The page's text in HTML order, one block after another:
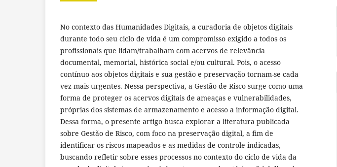
No contexto das Humanidades Digitais, a curadoria de objetos digitais
durante todo seu ciclo de vida é um compromisso exigido a todos os
profissionais que lidam/trabalham com acervos de relevância
documental, memorial, histórica social e/ou cultural. Pois, o acesso
contínuo aos objetos digitais e sua gestão e preservação tornam-se cada
vez mais urgentes. Nessa perspectiva, a Gestão de Risco surge como uma
forma de proteger os acervos digitais de ameaças e vulnerabilidades,
próprias dos sistemas de armazenamento e acesso a informação digital.
Dessa forma, o presente artigo busca explorar a literatura publicada
sobre Gestão de Risco, com foco na preservação digital, a fim de
identificar os riscos mapeados e as medidas de controle indicadas,
buscando refletir sobre esses processos no contexto do ciclo de vida da